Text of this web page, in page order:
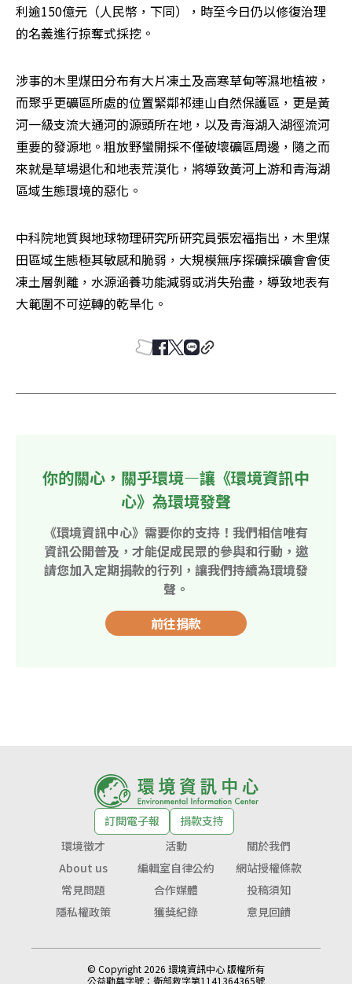
利逾150億元（人民幣，下同），時至今日仍以修復治理
的名義進行掠奪式採挖。
涉事的木里煤田分布有大片凍土及高寒草甸等濕地植被，
而聚乎更礦區所處的位置緊鄰祁連山自然保護區，更是黃
河一級支流大通河的源頭所在地，以及青海湖入湖徑流河
重要的發源地。粗放野蠻開採不僅破壞礦區周邊，隨之而
來就是草場退化和地表荒漠化，將導致黃河上游和青海湖
區域生態環境的惡化。
中科院地質與地球物理研究所研究員張宏福指出，木里煤
田區域生態極其敏感和脆弱，大規模無序探礦採礦會會使
凍土層剝離，水源涵養功能減弱或消失殆盡，導致地表有
大範圍不可逆轉的乾旱化。
你的關心，關乎環境—讓《環境資訊中
心》為環境發聲
《環境資訊中心》需要你的支持！我們相信唯有
資訊公開普及，才能促成民眾的參與和行動，邀
請您加入定期捐款的行列，讓我們持續為環境發
聲。
前往捐款
訂閱電子報
捐款支持
環境徵才
活動
關於我們
About us
編輯室自律公約
網站授權條款
常見問題
合作媒體
投稿須知
隱私權政策
獲獎紀錄 意見回饋
© Copyright 2026 環境資訊中心 版權所有
公益勸募字號： 衛部救字第1141364365號